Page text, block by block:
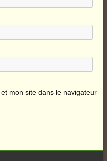
mon site dans le navigateur